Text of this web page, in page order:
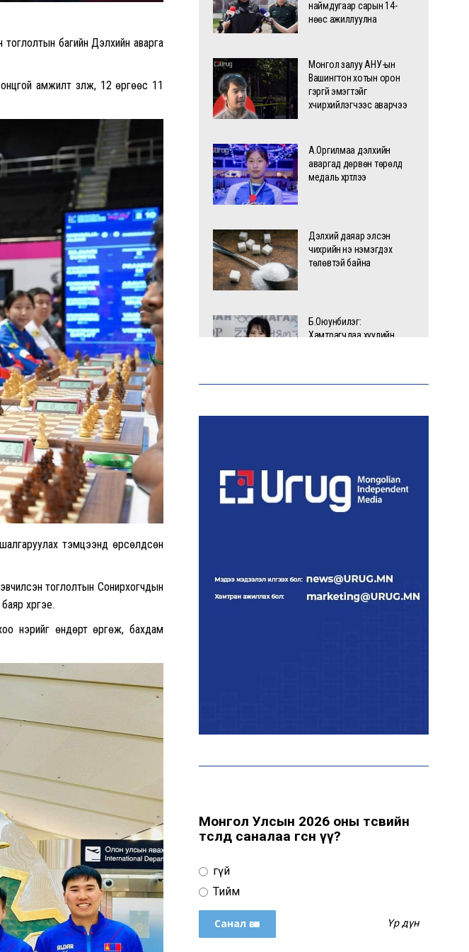
тоглолтын багийн Дэлхийн аварга
амжилт үзүүлж, 12 өргөөс 11
тэмцээнд өрсөлдсөн
тоглолтын Сонирхогчдын
хүргэе.
нэрийг өндөрт өргөж, бахдам
наймдугаар сарын 14-
нөөс ажиллуулна
Монгол залуу АНУ-ын
Вашингтон хотын орон
гэргүй эмэгтэйг
хүчирхийлэгчээс аварчээ
А.Оргилмаа дэлхийн
аваргад дөрвөн төрөлд
медаль хүртлээ
Дэлхий даяар элсэн
чихрийн үнэ нэмэгдэх
төлөвтэй байна
Б.Оюунбилэг:
Хамтрагчдаа хуулийн
Д.Амарбаясгалан: Зах
Голомт банк АНЭУ-ын
Mashreq банканд Дирхам
Өчигдөр 102 тусгай
Монгол Улсын 2026 оны төсвийн
төсөлд саналаа өгсөн үү?
Үгүй
Тийм
Үр дүн